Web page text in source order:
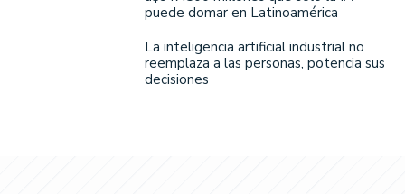
puede domar en Latinoamérica
La inteligencia artificial industrial no
reemplaza a las personas, potencia sus
decisiones